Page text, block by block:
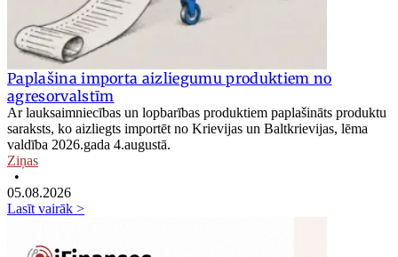
Paplašina importa aizliegumu produktiem no
agresorvalstīm
Ar lauksaimniecības un lopbarības produktiem paplašināts produktu
saraksts, ko aizliegts importēt no Krievijas un Baltkrievijas, lēma
valdība 2026.gada 4.augustā.
Ziņas
•
05.08.2026
Lasīt vairāk >